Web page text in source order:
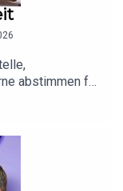
abstimmen für
fernsehpre